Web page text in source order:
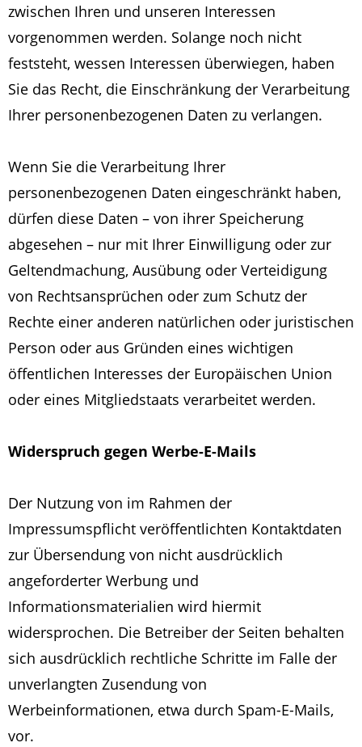
zwischen Ihren und unseren Interessen
vorgenommen werden. Solange noch nicht
feststeht, wessen Interessen überwiegen, haben
Sie das Recht, die Einschränkung der Verarbeitung
Ihrer personenbezogenen Daten zu verlangen.
Wenn Sie die Verarbeitung Ihrer
personenbezogenen Daten eingeschränkt haben,
dürfen diese Daten – von ihrer Speicherung
abgesehen – nur mit Ihrer Einwilligung oder zur
Geltendmachung, Ausübung oder Verteidigung
von Rechtsansprüchen oder zum Schutz der
Rechte einer anderen natürlichen oder juristischen
Person oder aus Gründen eines wichtigen
öffentlichen Interesses der Europäischen Union
oder eines Mitgliedstaats verarbeitet werden.
Widerspruch gegen Werbe-E-Mails
Der Nutzung von im Rahmen der
Impressumspflicht veröffentlichten Kontaktdaten
zur Übersendung von nicht ausdrücklich
angeforderter Werbung und
Informationsmaterialien wird hiermit
widersprochen. Die Betreiber der Seiten behalten
sich ausdrücklich rechtliche Schritte im Falle der
unverlangten Zusendung von
Werbeinformationen, etwa durch Spam-E-Mails,
vor.